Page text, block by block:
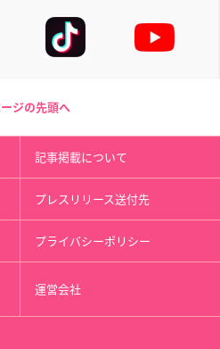
ジの先頭へ
記事掲載について
プレスリリース送付先
プライバシーポリシー
運営会社